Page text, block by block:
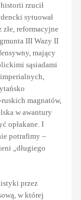
rzucił
sytuował
reformacyjne
III Wazy II
mający
sąsiadami
magnatów,
w awantury
opłakane. I
potrafimy –
„długiego
przez
w której